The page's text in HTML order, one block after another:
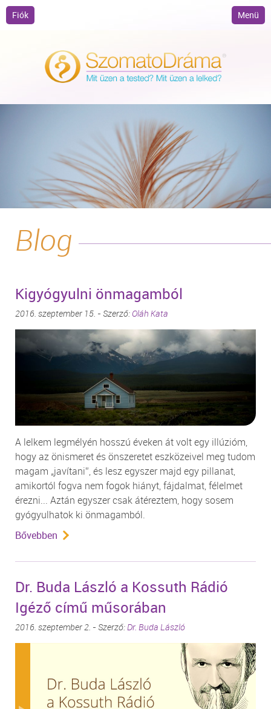
Fiók Menü
Blog
Kigyógyulni önmagamból
2016. szeptember 15. - Szerző: Oláh Kata
A lelkem legmélyén hosszú éveken át volt egy illúzióm,
hogy az önismeret és önszeretet eszközeivel meg tudom
magam „javítani”, és lesz egyszer majd egy pillanat,
amikortól fogva nem fogok hiányt, fájdalmat, félelmet
érezni... Aztán egyszer csak átéreztem, hogy sosem
gyógyulhatok ki önmagamból.
Bővebben
Dr. Buda László a Kossuth Rádió
Igéző című műsorában
2016. szeptember 2. - Szerző:Dr. Buda László